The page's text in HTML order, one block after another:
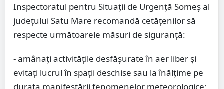
Inspectoratul pentru Situații de Urgență Someș al
județului Satu Mare recomandă cetățenilor să
respecte următoarele măsuri de siguranță:
- amânați activitățile desfășurate în aer liber și
evitați lucrul în spații deschise sau la înălțime pe
durata manifestării fenomenelor meteorologice;